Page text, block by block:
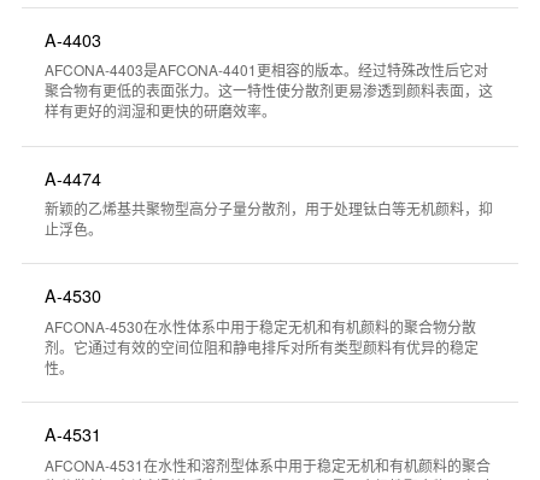
A-4403
AFCONA-4403是AFCONA-4401更相容的版本。经过特殊改性后它对
聚合物有更低的表面张力。这一特性使分散剂更易渗透到颜料表面，这
样有更好的润湿和更快的研磨效率。
A-4474
新颖的乙烯基共聚物型高分子量分散剂，用于处理钛白等无机颜料，抑
止浮色。
A-4530
AFCONA-4530在水性体系中用于稳定无机和有机颜料的聚合物分散
剂。它通过有效的空间位阻和静电排斥对所有类型颜料有优异的稳定
性。
A-4531
AFCONA-4531在水性和溶剂型体系中用于稳定无机和有机颜料的聚合